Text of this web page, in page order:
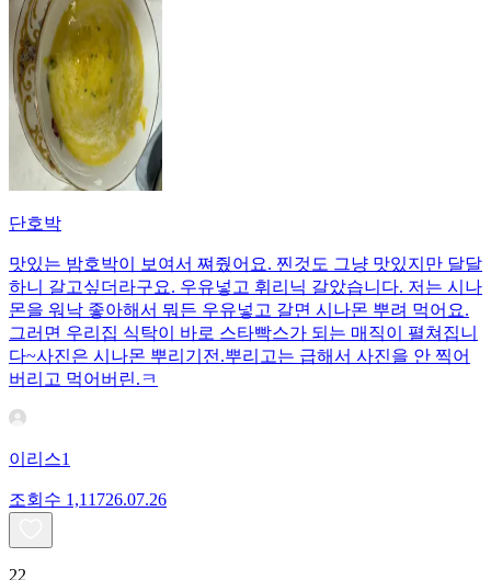
단호박
맛있는 밤호박이 보여서 쪄줬어요. 찐것도 그냥 맛있지만 달달
하니 갈고싶더라구요. 우유넣고 휘리닉 갈았습니다. 저는 시나
몬을 워낙 좋아해서 뭐든 우유넣고 갈면 시나몬 뿌려 먹어요.
그러면 우리집 식탁이 바로 스타빡스가 되는 매직이 펼쳐집니
다~사진은 시나몬 뿌리기전.뿌리고는 급해서 사진을 안 찍어
버리고 먹어버린.ㅋ
이리스1
조회수 1,11726.07.26
22